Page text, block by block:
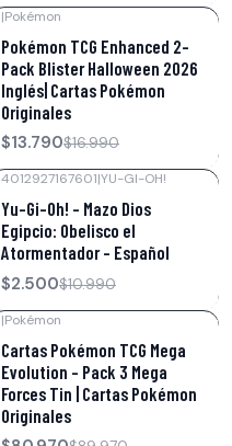
|Pokémon
Pokémon TCG Enhanced 2-
Pack Blister Halloween 2026
Inglés| Cartas Pokémon
Originales
$13.790$16.990
4012927167601|YU-GI-OH!
Yu-Gi-Oh! – Mazo Dios
Egipcio: Obelisco el
Atormentador – Español
$2.500$10.990
|Pokémon
Cartas Pokémon TCG Mega
Evolution – Pack 3 Mega
Forces Tin | Cartas Pokémon
Originales